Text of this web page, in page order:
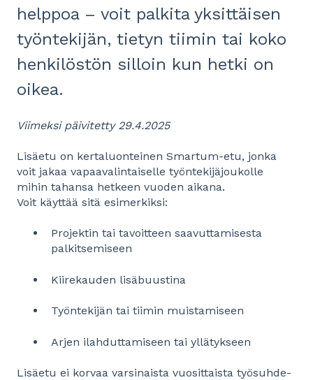
helppoa – voit palkita yksittäisen
työntekijän, tietyn tiimin tai koko
henkilöstön silloin kun hetki on
oikea.
Viimeksi päivitetty 29.4.2025
Lisäetu on kertaluonteinen Smartum-etu, jonka
voit jakaa vapaavalintaiselle työntekijäjoukolle
mihin tahansa hetkeen vuoden aikana.
Voit käyttää sitä esimerkiksi:
Projektin tai tavoitteen saavuttamisesta
palkitsemiseen
Kiirekauden lisäbuustina
Työntekijän tai tiimin muistamiseen
Arjen ilahduttamiseen tai yllätykseen
Lisäetu ei korvaa varsinaista vuosittaista työsuhde-